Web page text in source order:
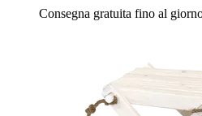
Consegna gratuita fino al